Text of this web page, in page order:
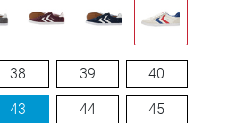
38 39 40
43 44 45